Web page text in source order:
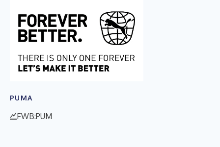
PUMA
FWB:PUM